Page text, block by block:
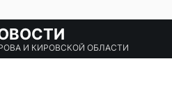
И КИРОВСКОЙ ОБЛАСТИ